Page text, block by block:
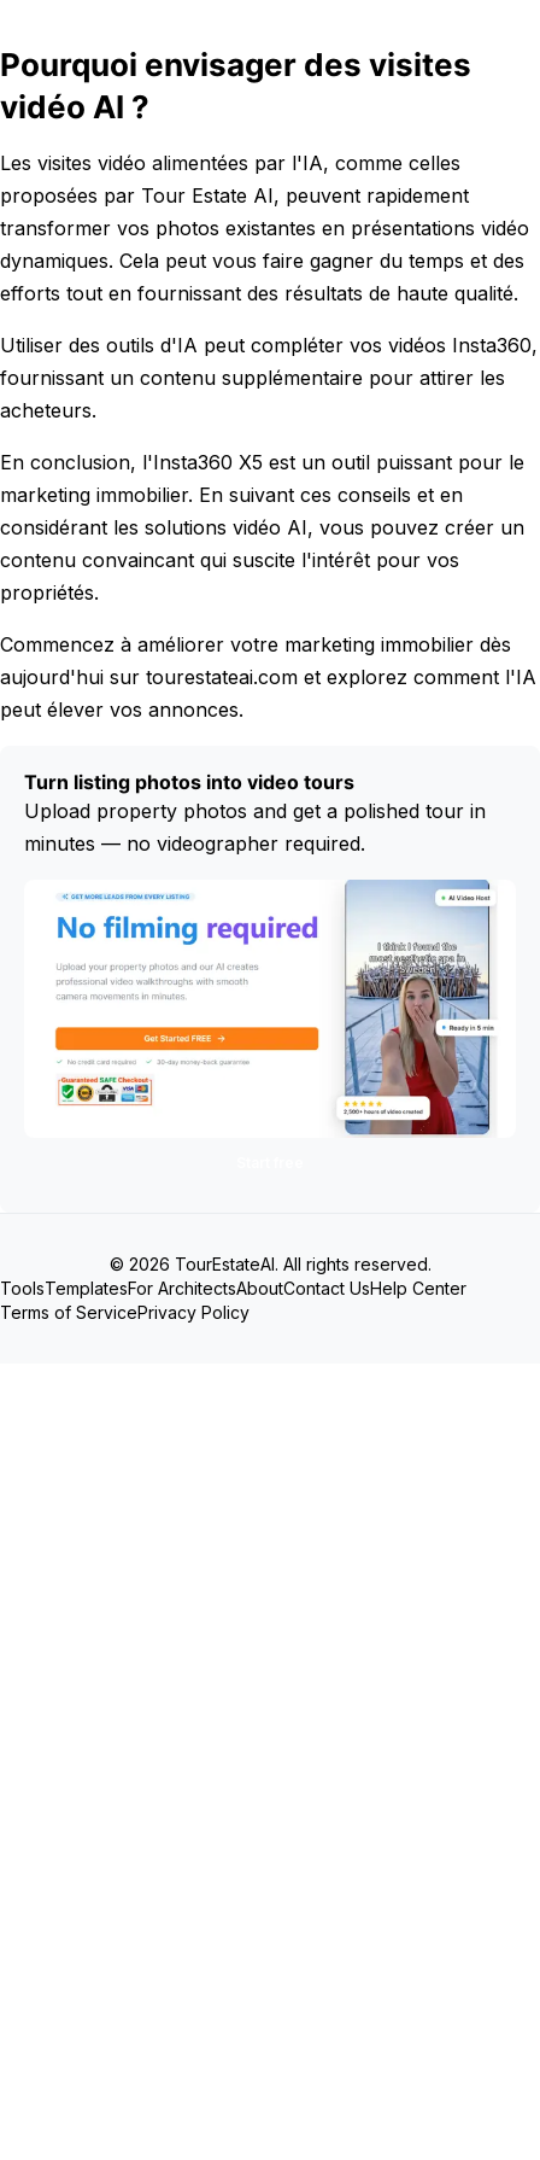
Pourquoi envisager des visites
vidéo AI ?
Les visites vidéo alimentées par l'IA, comme celles
proposées par Tour Estate AI, peuvent rapidement
transformer vos photos existantes en présentations vidéo
dynamiques. Cela peut vous faire gagner du temps et des
efforts tout en fournissant des résultats de haute qualité.
Utiliser des outils d'IA peut compléter vos vidéos Insta360,
fournissant un contenu supplémentaire pour attirer les
acheteurs.
En conclusion, l'Insta360 X5 est un outil puissant pour le
marketing immobilier. En suivant ces conseils et en
considérant les solutions vidéo AI, vous pouvez créer un
contenu convaincant qui suscite l'intérêt pour vos
propriétés.
Commencez à améliorer votre marketing immobilier dès
aujourd'hui sur tourestateai.com et explorez comment l'IA
peut élever vos annonces.
Turn listing photos into video tours
Upload property photos and get a polished tour in
minutes — no videographer required.
© 2026 TourEstateAI. All rights reserved.
ToolsTemplatesFor ArchitectsAboutContact UsHelp Center
Terms of ServicePrivacy Policy